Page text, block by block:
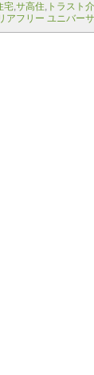
宅,サ高住, トラスト
アフリー ユニバー